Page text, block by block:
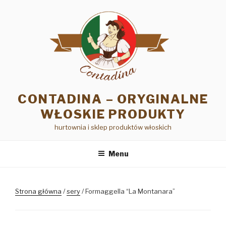
CONTADINA – ORYGINALNE
WŁOSKIE PRODUKTY
hurtownia i sklep produktów włoskich
Menu
Strona główna /sery/ Formaggella “La Montanara”